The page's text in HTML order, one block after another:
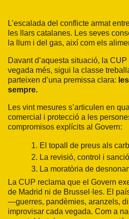
L’escalada del conflicte armat
les llars catalanes. Les seves
la llum i del gas, així com els
Davant d’aquesta situació, la
vegada més, sigui la classe
parteixen d’una premissa clara:
sempre.
Les vint mesures s’articulen en
comercial i protecció a les
compromisos explícits al Govern:
1. El topall de preus als
2. La revisió, control i
3. La moratòria de
La CUP reclama que el Govern
de Madrid ni de Brussel·les. El
—guerres, pandèmies, aranzels,
improvisar cada vegada. Com a